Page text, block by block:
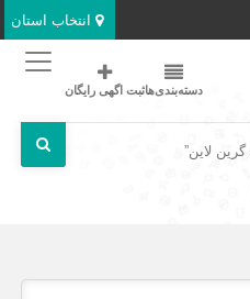
انتخاب استان
دسته‌بندی‌هاثبت اگهی رایگان
لاین”